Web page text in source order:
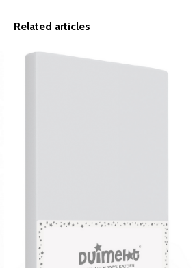
Related articles